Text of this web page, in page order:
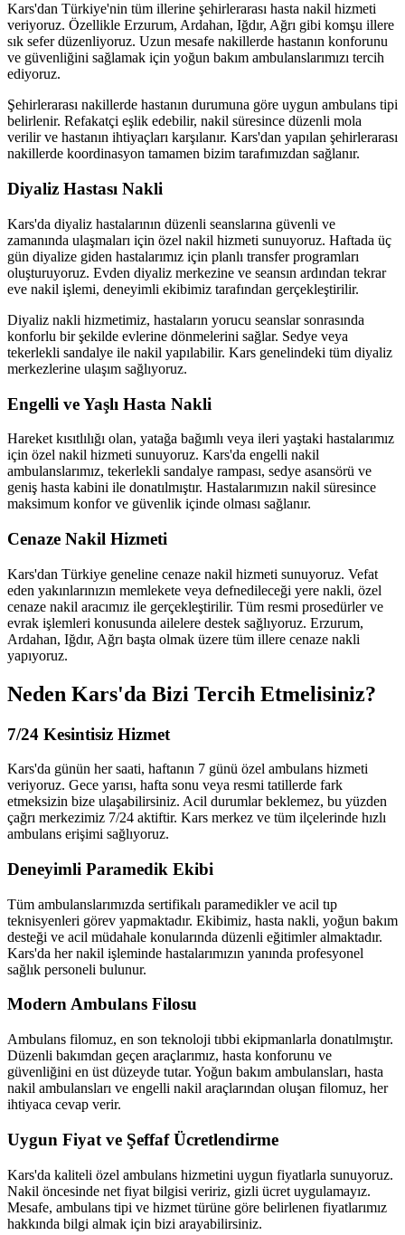
Kars'dan Türkiye'nin tüm illerine şehirlerarası hasta nakil hizmeti
veriyoruz. Özellikle Erzurum, Ardahan, Iğdır, Ağrı gibi komşu illere
sık sefer düzenliyoruz. Uzun mesafe nakillerde hastanın konforunu
ve güvenliğini sağlamak için yoğun bakım ambulanslarımızı tercih
ediyoruz.
Şehirlerarası nakillerde hastanın durumuna göre uygun ambulans tipi
belirlenir. Refakatçi eşlik edebilir, nakil süresince düzenli mola
verilir ve hastanın ihtiyaçları karşılanır. Kars'dan yapılan şehirlerarası
nakillerde koordinasyon tamamen bizim tarafımızdan sağlanır.
Diyaliz Hastası Nakli
Kars'da diyaliz hastalarının düzenli seanslarına güvenli ve
zamanında ulaşmaları için özel nakil hizmeti sunuyoruz. Haftada üç
gün diyalize giden hastalarımız için planlı transfer programları
oluşturuyoruz. Evden diyaliz merkezine ve seansın ardından tekrar
eve nakil işlemi, deneyimli ekibimiz tarafından gerçekleştirilir.
Diyaliz nakli hizmetimiz, hastaların yorucu seanslar sonrasında
konforlu bir şekilde evlerine dönmelerini sağlar. Sedye veya
tekerlekli sandalye ile nakil yapılabilir. Kars genelindeki tüm diyaliz
merkezlerine ulaşım sağlıyoruz.
Engelli ve Yaşlı Hasta Nakli
Hareket kısıtlılığı olan, yatağa bağımlı veya ileri yaştaki hastalarımız
için özel nakil hizmeti sunuyoruz. Kars'da engelli nakil
ambulanslarımız, tekerlekli sandalye rampası, sedye asansörü ve
geniş hasta kabini ile donatılmıştır. Hastalarımızın nakil süresince
maksimum konfor ve güvenlik içinde olması sağlanır.
Cenaze Nakil Hizmeti
Kars'dan Türkiye geneline cenaze nakil hizmeti sunuyoruz. Vefat
eden yakınlarınızın memlekete veya defnedileceği yere nakli, özel
cenaze nakil aracımız ile gerçekleştirilir. Tüm resmi prosedürler ve
evrak işlemleri konusunda ailelere destek sağlıyoruz. Erzurum,
Ardahan, Iğdır, Ağrı başta olmak üzere tüm illere cenaze nakli
yapıyoruz.
Neden Kars'da Bizi Tercih Etmelisiniz?
7/24 Kesintisiz Hizmet
Kars'da günün her saati, haftanın 7 günü özel ambulans hizmeti
veriyoruz. Gece yarısı, hafta sonu veya resmi tatillerde fark
etmeksizin bize ulaşabilirsiniz. Acil durumlar beklemez, bu yüzden
çağrı merkezimiz 7/24 aktiftir. Kars merkez ve tüm ilçelerinde hızlı
ambulans erişimi sağlıyoruz.
Deneyimli Paramedik Ekibi
Tüm ambulanslarımızda sertifikalı paramedikler ve acil tıp
teknisyenleri görev yapmaktadır. Ekibimiz, hasta nakli, yoğun bakım
desteği ve acil müdahale konularında düzenli eğitimler almaktadır.
Kars'da her nakil işleminde hastalarımızın yanında profesyonel
sağlık personeli bulunur.
Modern Ambulans Filosu
Ambulans filomuz, en son teknoloji tıbbi ekipmanlarla donatılmıştır.
Düzenli bakımdan geçen araçlarımız, hasta konforunu ve
güvenliğini en üst düzeyde tutar. Yoğun bakım ambulansları, hasta
nakil ambulansları ve engelli nakil araçlarından oluşan filomuz, her
ihtiyaca cevap verir.
Uygun Fiyat ve Şeffaf Ücretlendirme
Kars'da kaliteli özel ambulans hizmetini uygun fiyatlarla sunuyoruz.
Nakil öncesinde net fiyat bilgisi veririz, gizli ücret uygulamayız.
Mesafe, ambulans tipi ve hizmet türüne göre belirlenen fiyatlarımız
hakkında bilgi almak için bizi arayabilirsiniz.